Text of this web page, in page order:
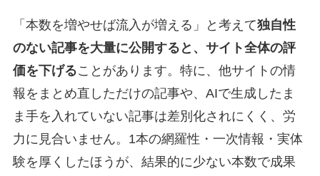
「本数を増やせば流入が増える」と考えて独自性
のない記事を大量に公開すると、サイト全体の評
価を下げることがあります。特に、他サイトの情
報をまとめ直しただけの記事や、AIで生成したま
ま手を入れていない記事は差別化されにくく、労
力に見合いません。1本の網羅性・一次情報・実体
験を厚くしたほうが、結果的に少ない本数で成果